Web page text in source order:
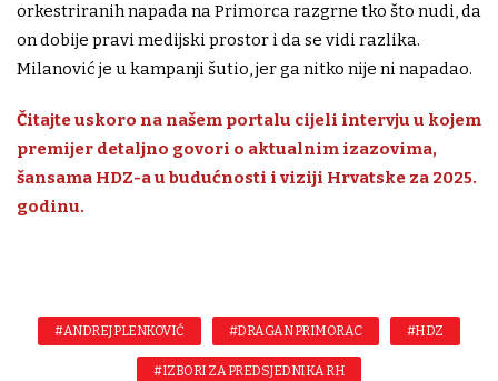
orkestriranih napada na Primorca razgrne tko što nudi, da
on dobije pravi medijski prostor i da se vidi razlika.
Milanović je u kampanji šutio, jer ga nitko nije ni napadao.
Čitajte uskoro na našem portalu cijeli intervju u kojem
premijer detaljno govori o aktualnim izazovima,
šansama HDZ-a u budućnosti i viziji Hrvatske za 2025.
godinu.
#ANDREJ PLENKOVIĆ #DRAGAN PRIMORAC #HDZ
#IZBORI ZA PREDSJEDNIKA RH